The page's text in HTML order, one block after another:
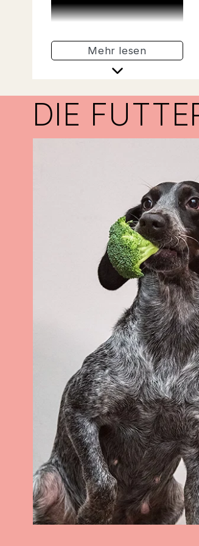
Unterstützung der
Mehr lesen
DIE